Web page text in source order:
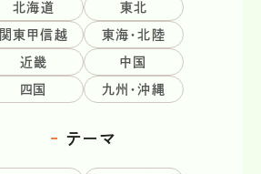
北海道 東北
関東甲信越 東海・北陸
近畿 中国
四国 九州・沖縄
テーマ